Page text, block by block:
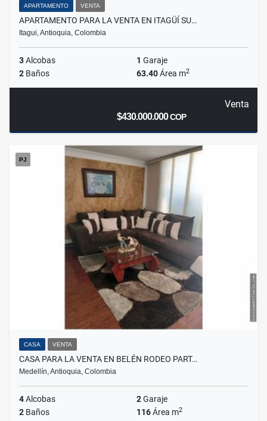
APARTAMENTO VENTA
APARTAMENTO PARA LA VENTA EN ITAGÜÍ SU…
Itagui, Antioquia, Colombia
3Alcobas 1 Garaje
2 Baños 63.40Área m2
Venta
$430.000.000COP
PJ
CASA VENTA
CASA PARA LA VENTA EN BELÉN RODEO PART…
Medellín, Antioquia, Colombia
4Alcobas 2Garaje
2 Baños 116Área m2